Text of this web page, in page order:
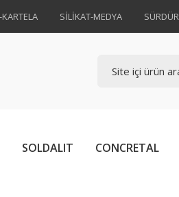
SİLİKAT-MEDYA
SOLDALIT CONCRETAL